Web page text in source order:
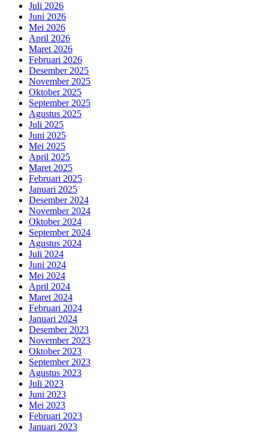
Juli 2026
Juni 2026
Mei 2026
April 2026
Maret 2026
Februari 2026
Desember 2025
November 2025
Oktober 2025
September 2025
Agustus 2025
Juli 2025
Juni 2025
Mei 2025
April 2025
Maret 2025
Februari 2025
Januari 2025
Desember 2024
November 2024
Oktober 2024
September 2024
Agustus 2024
Juli 2024
Juni 2024
Mei 2024
April 2024
Maret 2024
Februari 2024
Januari 2024
Desember 2023
November 2023
Oktober 2023
September 2023
Agustus 2023
Juli 2023
Juni 2023
Mei 2023
Februari 2023
Januari 2023